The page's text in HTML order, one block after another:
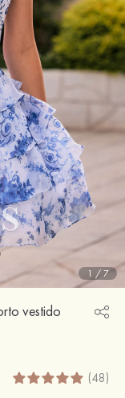
1 /7
vestido
(48)